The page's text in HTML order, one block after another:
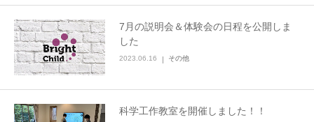
7月の説明会＆体験会の日程を公開しま
した
2023.06.16 その他
科学工作教室を開催しました！！